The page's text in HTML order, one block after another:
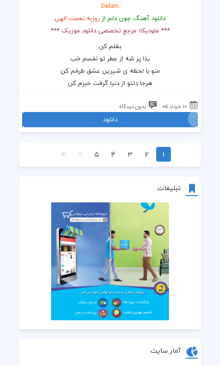
تبلیغات
آمار سایت
Delam
دانلود آهنگ جون دلم از روزبه نعمت الهی
*** ملودیکا؛ مرجع تخصصی دانلود موزیک ***
بغلم کن
بذا پر شه از عطر تو نفسم خب
منو با لحظه ی شیرین عشق طرفم کن
هرجا دلتو از دنیا گرفت خبرم کن
۱۰ خرداد ۰۵ بدون دیدگاه
دانلود
1
2
3
4
5